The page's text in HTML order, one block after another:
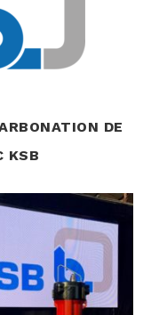
DE
KSB